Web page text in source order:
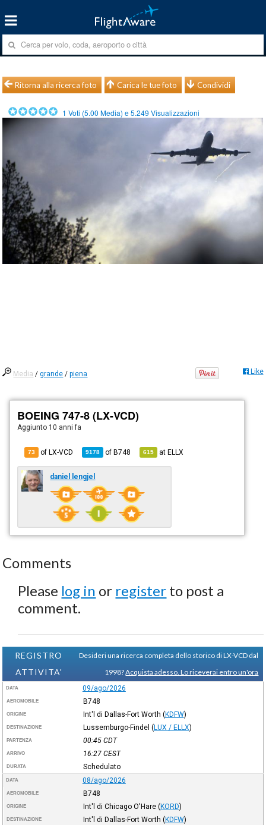
Ritorna alla ricerca foto Carica le tue foto Condividi
1 Voti (5.00 Media) e5.249 Visualizzazioni
Media /grande /piena Like
BOEING 747-8 (LX-VCD)
Aggiunto 10 anni fa
73 of LX-VCD 9178 ofB748 615 atELLX
daniel lengjel
Comments
Please log in or register to post a
comment.
REGISTRO
ATTIVITA'
Desideri una ricerca completa dello storico di LX-VCD dal
1998?Acquista adesso. Lo riceverai entro un'ora
DATA 09/ago/2026
AEROMOBILE B748
ORIGINE Int'l di Dallas-Fort Worth (KDFW)
DESTINAZIONE Lussemburgo-Findel (LUX / ELLX)
PARTENZA 00:45 CDT
ARRIVO 16:27 CEST
DURATA Schedulato
DATA 08/ago/2026
AEROMOBILE B748
ORIGINE Int'l di Chicago O'Hare (KORD)
DESTINAZIONE Int'l di Dallas-Fort Worth (KDFW)